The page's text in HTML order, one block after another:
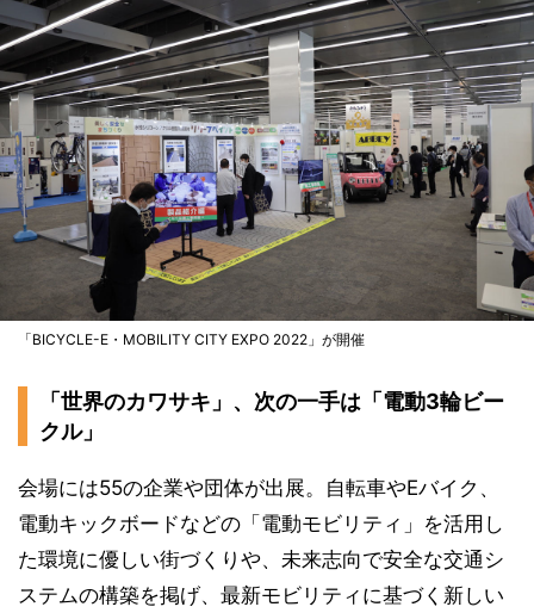
「BICYCLE-E・MOBILITY CITY EXPO 2022」が開催
「世界のカワサキ」、次の一手は「電動3輪ビー
クル」
会場には55の企業や団体が出展。自転車やEバイク、
電動キックボードなどの「電動モビリティ」を活用し
た環境に優しい街づくりや、未来志向で安全な交通シ
ステムの構築を掲げ、最新モビリティに基づく新しい